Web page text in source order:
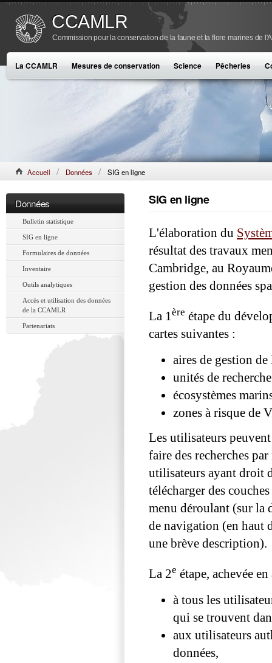
CCAMLR
Commission pour la conservation de la faune et la flore marines de
La CCAMLR Mesures de conservation Science Pêcheries
Accueil Données SIG en ligne
Données
Bulletin statistique
SIG en ligne
Formulaires de données
Inventaire
Outils analytiques
Accès et utilisation des données
de la CCAMLR
Partenariats
SIG en ligne
L'élaboration du
résultat des travaux
Cambridge, au
gestion des données
La 1 ère étape du
cartes suivantes :
aires de gestion
unités de
écosystèmes
zones à risque de
Les utilisateurs
faire des recherches
utilisateurs ayant droit
télécharger des
menu déroulant (sur la
de navigation (en haut
une brève description).
La 2e étape, achevée
à tous les
qui se trouvent
aux utilisateurs
données,